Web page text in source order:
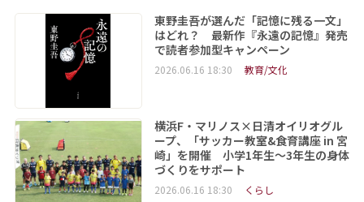
東野圭吾が選んだ「記憶に残る一文」
はどれ？ 最新作『永遠の記憶』発売
で読者参加型キャンペーン
2026.06.16 18:30 教育/文化
横浜F・マリノス×日清オイリオグル
ープ、「サッカー教室&食育講座 in 宮
崎」を開催 小学1年生～3年生の身体
づくりをサポート
2026.06.16 18:30 くらし